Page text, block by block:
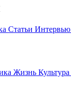
Статьи Интервью
Жизнь Культура